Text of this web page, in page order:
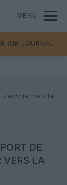
MENU
AIR JOURNAL
vers la
DE
VERS LA